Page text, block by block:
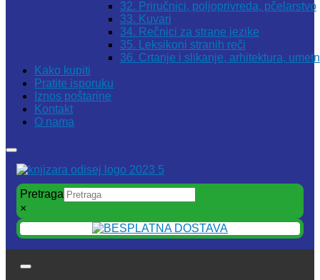
32. Priručnici, poljoprivreda, pčelarstvo
33. Kuvari
34. Rečnici za strane jezike
35. Leksikoni stranih reči
36. Crtanje i slikanje, arhitektura,
Kako kupiti
Pratite isporuku
Iznos poštarine
Kontakt
O nama
Pretraga
×